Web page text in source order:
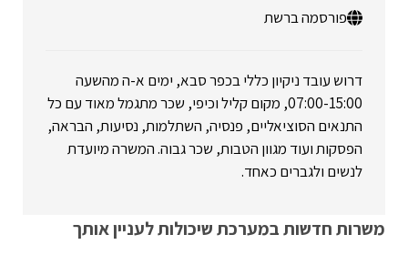
פורסמה ברשת
דרוש עובד ניקיון כללי בכפר סבא, ימים א-ה מהשעה
07:00-15:00, מקום קליל וכיפי, שכר מתגמל מאוד עם כל
התנאים הסוציאליים, פנסיה, השתלמות, נסיעות, הבראה,
הפסקות ועוד מגוון הטבות, שכר גבוה. המשרה מיועדת
לנשים ולגברים כאחד.
משרות חדשות במערכת שיכולות לעניין אותך